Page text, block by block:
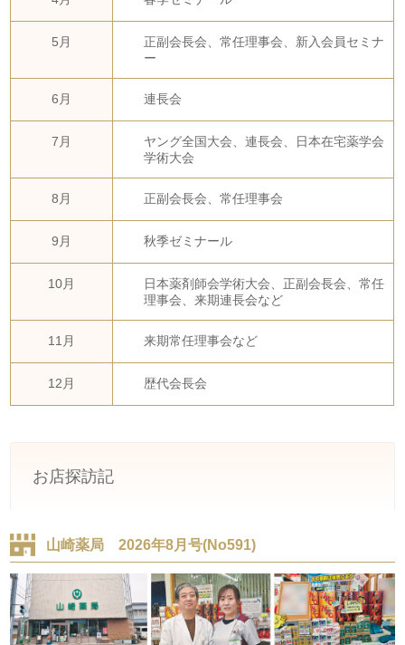
5月
正副会長会、常任理事会、新入会員セミナ
ー
6月 連長会
7月
ヤング全国大会、連長会、日本在宅薬学会
学術大会
8月 正副会長会、常任理事会
9月 秋季ゼミナール
10月
日本薬剤師会学術大会、正副会長会、常任
理事会、来期連長会など
11月 来期常任理事会など
12月 歴代会長会
お店探訪記
山崎薬局 2026年8月号(No591)